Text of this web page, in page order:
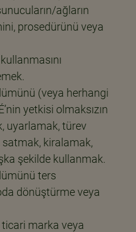
ağların
prosedürünü veya
(veya herhangi
yetkisi olmaksızın
uyarlamak, türev
kiralamak,
şekilde kullanmak.
ters
dönüştürme veya
ticari marka veya